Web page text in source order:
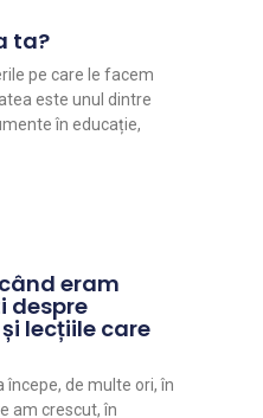
ta?
pe care le facem
este unul dintre
în educație,
eram
despre
lecțiile care
începe, de multe ori, în
am crescut, în